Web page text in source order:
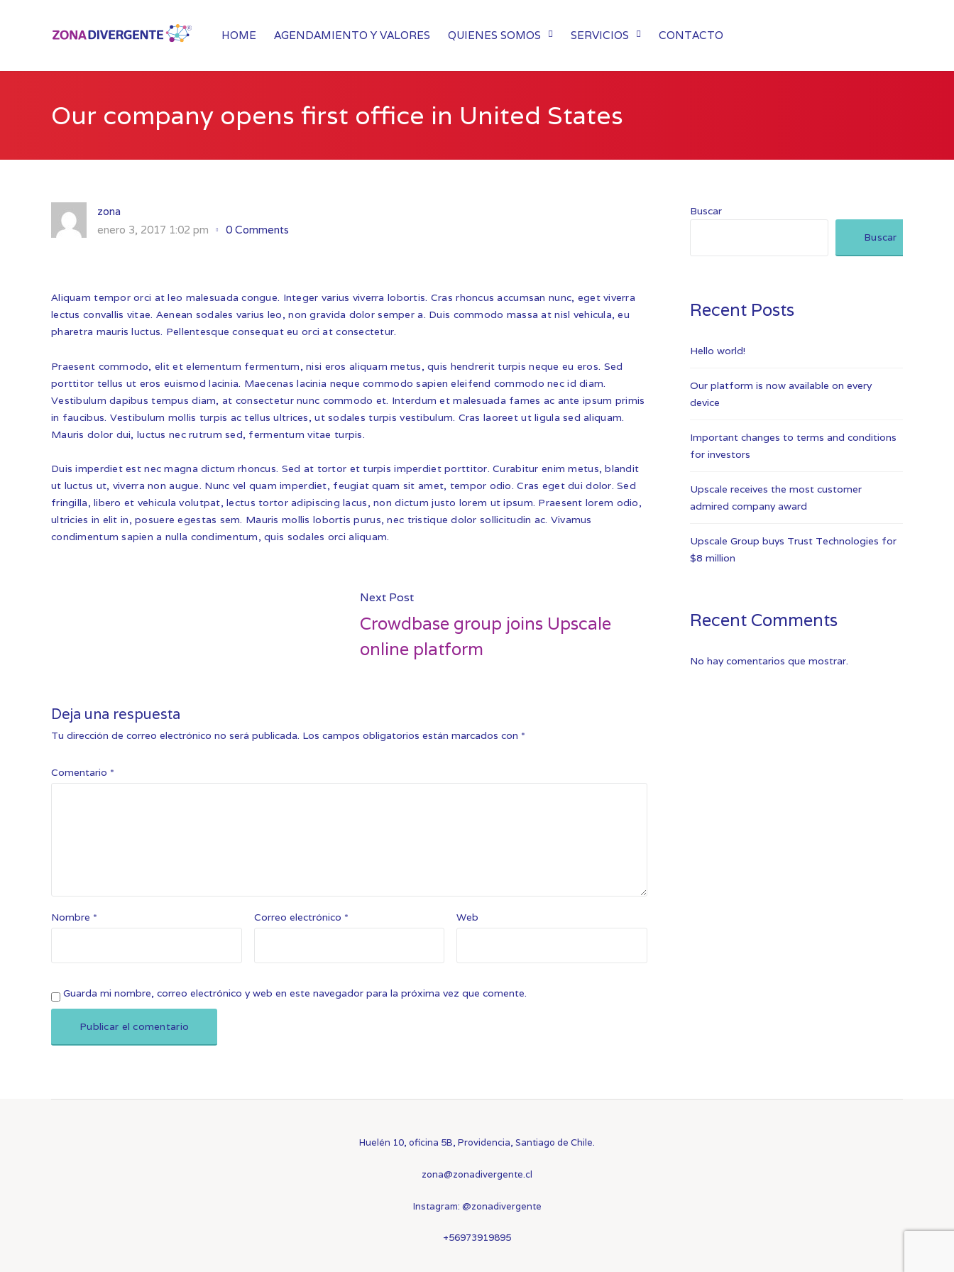
HOME AGENDAMIENTO Y VALORES QUIENES SOMOS SERVICIOS CONTACTO
Our company opens first office in United States
zona
enero 3, 2017 1:02 pm
0 Comments
Aliquam tempor orci at leo malesuada congue. Integer varius viverra lobortis. Cras rhoncus accumsan nunc, eget viverra
lectus convallis vitae. Aenean sodales varius leo, non gravida dolor semper a. Duis commodo massa at nisl vehicula, eu
pharetra mauris luctus. Pellentesque consequat eu orci at consectetur.
Praesent commodo, elit et elementum fermentum, nisi eros aliquam metus, quis hendrerit turpis neque eu eros. Sed
porttitor tellus ut eros euismod lacinia. Maecenas lacinia neque commodo sapien eleifend commodo nec id diam.
Vestibulum dapibus tempus diam, at consectetur nunc commodo et. Interdum et malesuada fames ac ante ipsum primis
in faucibus. Vestibulum mollis turpis ac tellus ultrices, ut sodales turpis vestibulum. Cras laoreet ut ligula sed aliquam.
Mauris dolor dui, luctus nec rutrum sed, fermentum vitae turpis.
Duis imperdiet est nec magna dictum rhoncus. Sed at tortor et turpis imperdiet porttitor. Curabitur enim metus, blandit
ut luctus ut, viverra non augue. Nunc vel quam imperdiet, feugiat quam sit amet, tempor odio. Cras eget dui dolor. Sed
fringilla, libero et vehicula volutpat, lectus tortor adipiscing lacus, non dictum justo lorem ut ipsum. Praesent lorem odio,
ultricies in elit in, posuere egestas sem. Mauris mollis lobortis purus, nec tristique dolor sollicitudin ac. Vivamus
condimentum sapien a nulla condimentum, quis sodales orci aliquam.
Next Post
Crowdbase group joins Upscale
online platform
Deja una respuesta
Tu dirección de correo electrónico no será publicada. Los campos obligatorios están marcados con *
Comentario *
Nombre * Correo electrónico * Web
Guarda mi nombre, correo electrónico y web en este navegador para la próxima vez que comente.
Buscar
Buscar
Recent Posts
Hello world!
Our platform is now available on every
device
Important changes to terms and conditions
for investors
Upscale receives the most customer
admired company award
Upscale Group buys Trust Technologies for
$8 million
Recent Comments
No hay comentarios que mostrar.
Huelén 10, oficina 5B, Providencia, Santiago de Chile.
zona@zonadivergente.cl
Instagram: @zonadivergente
+56973919895